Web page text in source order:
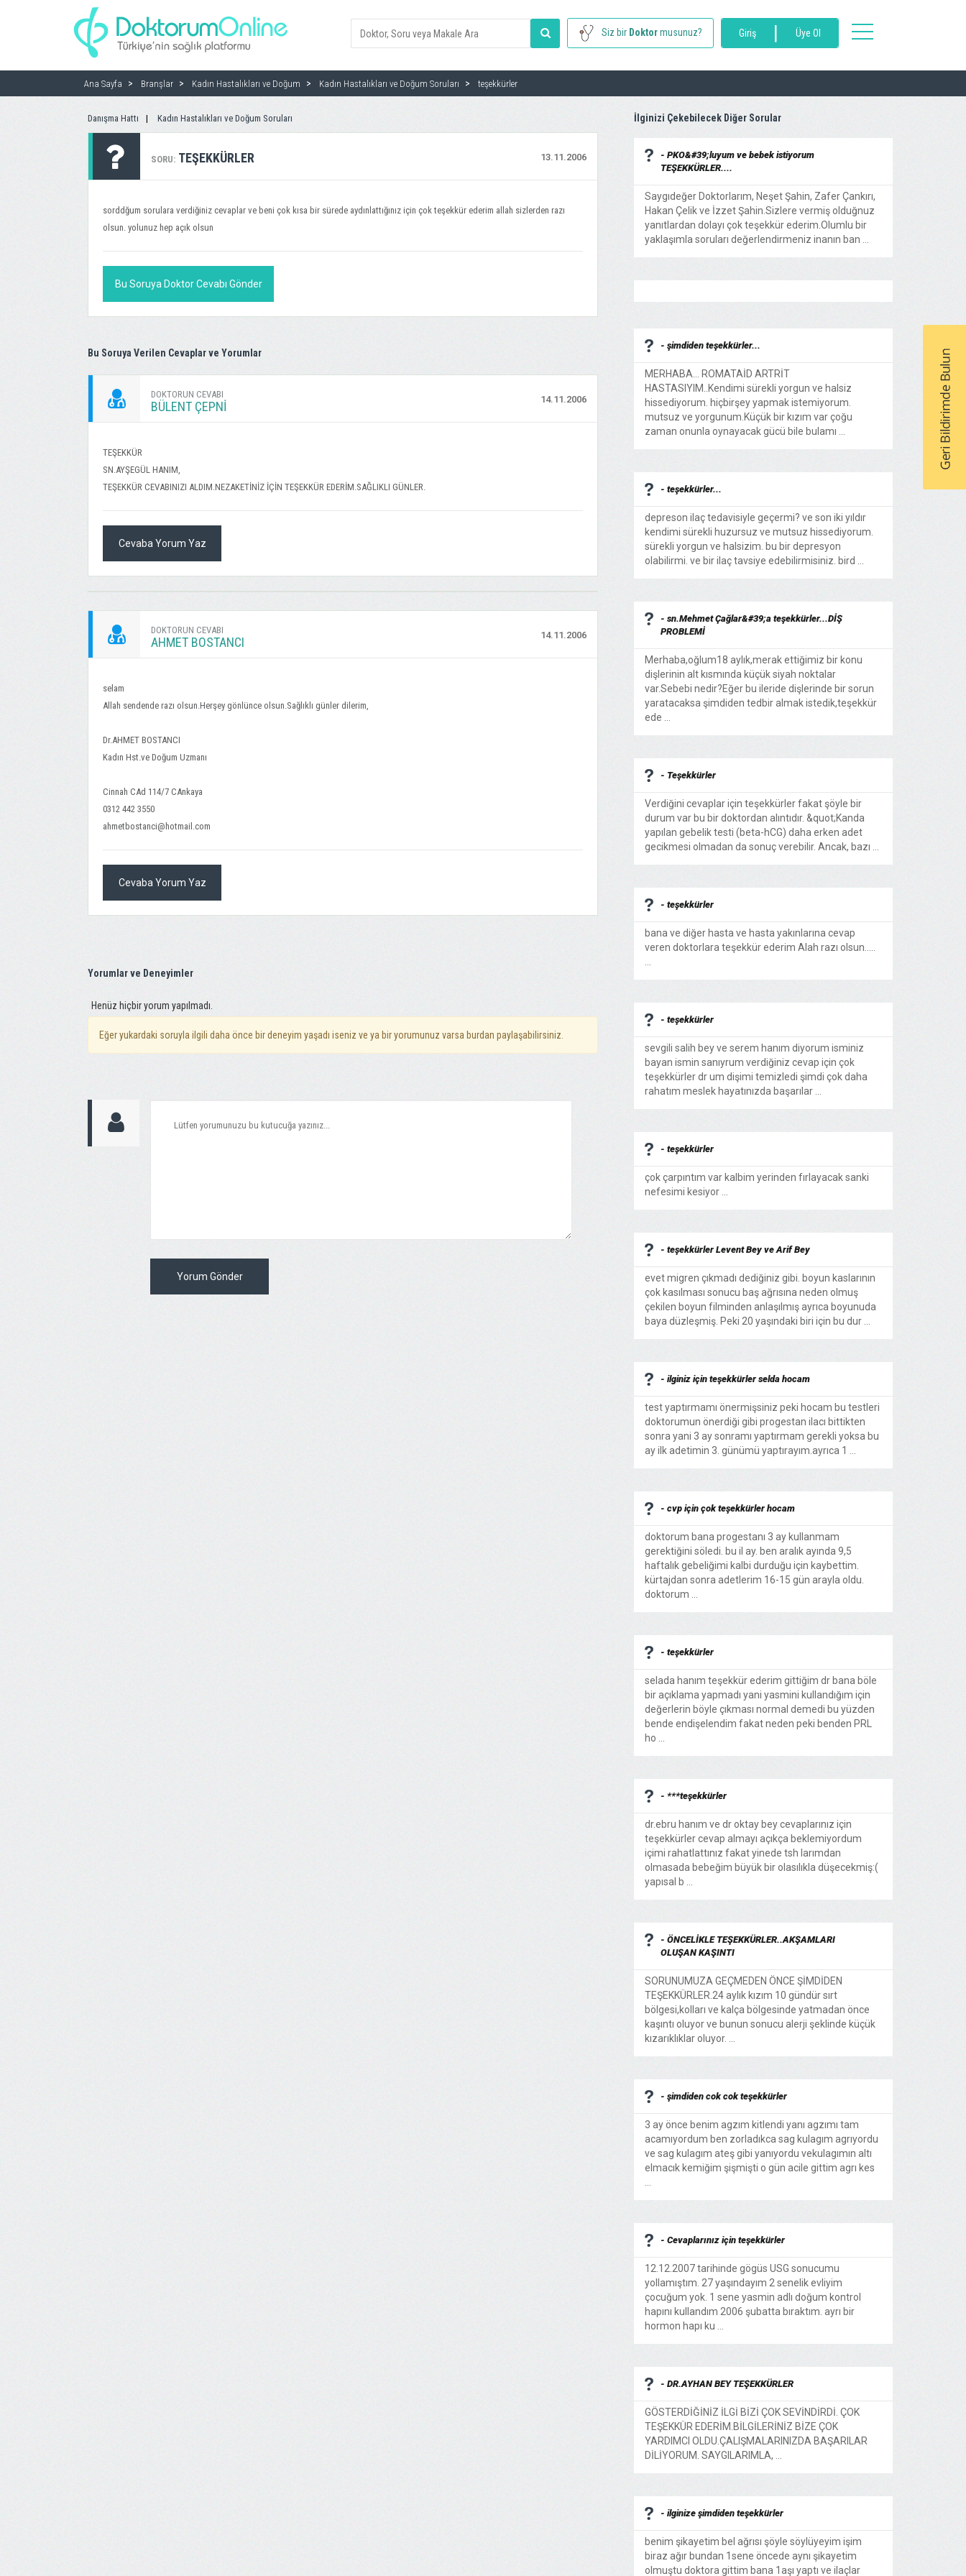
Siz bir Doktormusunuz? Giriş | Üye Ol
toggle
Ana Sayfa Branşlar Kadın Hastalıkları ve Doğum Kadın Hastalıkları ve Doğum Soruları teşekkürler
Danışma Hattı Kadın Hastalıkları ve Doğum Soruları
SORU: 13.11.2006
TEŞEKKÜRLER
sorddğum sorulara verdiğiniz cevaplar ve beni çok kısa bir sürede aydınlattığınız için çok teşekkür ederim allah sizlerden razı
olsun. yolunuz hep açık olsun
Bu Soruya Doktor Cevabı Gönder
Bu Soruya Verilen Cevaplar ve Yorumlar
DOKTORUN CEVABI
BÜLENT ÇEPNİ 14.11.2006
TEŞEKKÜR
SN.AYŞEGÜL HANIM,
TEŞEKKÜR CEVABINIZI ALDIM.NEZAKETİNİZ İÇİN TEŞEKKÜR EDERİM.SAĞLIKLI GÜNLER.
Cevaba Yorum Yaz
DOKTORUN CEVABI
AHMET BOSTANCI 14.11.2006
selam
Allah sendende razı olsun.Herşey gönlünce olsun.Sağlıklı günler dilerim,
Dr.AHMET BOSTANCI
Kadın Hst.ve Doğum Uzmanı
Cinnah CAd 114/7 CAnkaya
0312 442 3550
ahmetbostanci@hotmail.com
Cevaba Yorum Yaz
Yorumlar ve Deneyimler
Henüz hiçbir yorum yapılmadı.
Eğer yukardaki soruyla ilgili daha önce bir deneyim yaşadı iseniz ve ya bir yorumunuz varsa burdan paylaşabilirsiniz.
Yorum Gönder
İlginizi Çekebilecek Diğer Sorular
- PKO&#39;luyum ve bebek istiyorum
TEŞEKKÜRLER....
Saygıdeğer Doktorlarım, Neşet Şahin, Zafer Çankırı,
Hakan Çelik ve İzzet Şahin.Sizlere vermiş olduğnuz
yanıtlardan dolayı çok teşekkür ederim.Olumlu bir
yaklaşımla soruları değerlendirmeniz inanın ban ...
- şimdiden teşekkürler...
MERHABA... ROMATAİD ARTRİT
HASTASIYIM..Kendimi sürekli yorgun ve halsiz
hissediyorum. hiçbirşey yapmak istemiyorum.
mutsuz ve yorgunum.Küçük bir kızım var çoğu
zaman onunla oynayacak gücü bile bulamı ...
- teşekkürler...
depreson ilaç tedavisiyle geçermi? ve son iki yıldır
kendimi sürekli huzursuz ve mutsuz hissediyorum.
sürekli yorgun ve halsizim. bu bir depresyon
olabilirmi. ve bir ilaç tavsiye edebilirmisiniz. bird ...
- sn.Mehmet Çağlar&#39;a teşekkürler...DİŞ
PROBLEMİ
Merhaba,oğlum18 aylık,merak ettiğimiz bir konu
dişlerinin alt kısmında küçük siyah noktalar
var.Sebebi nedir?Eğer bu ileride dişlerinde bir sorun
yaratacaksa şimdiden tedbir almak istedik,teşekkür
ede ...
- Teşekkürler
Verdiğini cevaplar için teşekkürler fakat şöyle bir
durum var bu bir doktordan alıntıdır. &quot;Kanda
yapılan gebelik testi (beta-hCG) daha erken adet
gecikmesi olmadan da sonuç verebilir. Ancak, bazı ...
- teşekkürler
bana ve diğer hasta ve hasta yakınlarına cevap
veren doktorlara teşekkür ederim Alah razı olsun.....
- teşekkürler
sevgili salih bey ve serem hanım diyorum isminiz
bayan ismin sanıyrum verdiğiniz cevap için çok
teşekkürler dr um dişimi temizledi şimdi çok daha
rahatım meslek hayatınızda başarılar ...
- teşekkürler
çok çarpıntım var kalbim yerinden fırlayacak sanki
nefesimi kesiyor ...
- teşekkürler Levent Bey ve Arif Bey
evet migren çıkmadı dediğiniz gibi. boyun kaslarının
çok kasılması sonucu baş ağrısına neden olmuş
çekilen boyun filminden anlaşılmış ayrıca boyunuda
baya düzleşmiş. Peki 20 yaşındaki biri için bu dur ...
- ilginiz için teşekkürler selda hocam
test yaptırmamı önermişsiniz peki hocam bu testleri
doktorumun önerdiği gibi progestan ilacı bittikten
sonra yani 3 ay sonramı yaptırmam gerekli yoksa bu
ay ilk adetimin 3. günümü yaptırayım.ayrıca 1 ...
- cvp için çok teşekkürler hocam
doktorum bana progestanı 3 ay kullanmam
gerektiğini söledi. bu il ay. ben aralık ayında 9,5
haftalık gebeliğimi kalbi durduğu için kaybettim.
kürtajdan sonra adetlerim 16-15 gün arayla oldu.
doktorum ...
- teşekkürler
selada hanım teşekkür ederim gittiğim dr bana böle
bir açıklama yapmadı yani yasmini kullandığım için
değerlerin böyle çıkması normal demedi bu yüzden
bende endişelendim fakat neden peki benden PRL
ho ...
- ***teşekkürler
dr.ebru hanım ve dr oktay bey cevaplarınız için
teşekkürler cevap almayı açıkça beklemiyordum
içimi rahatlattınız fakat yinede tsh larımdan
olmasada bebeğim büyük bir olasılıkla düşecekmiş:(
yapısal b ...
- ÖNCELİKLE TEŞEKKÜRLER..AKŞAMLARI
OLUŞAN KAŞINTI
SORUNUMUZA GEÇMEDEN ÖNCE ŞİMDİDEN
TEŞEKKÜRLER.24 aylık kızım 10 gündür sırt
bölgesi,kolları ve kalça bölgesinde yatmadan önce
kaşıntı oluyor ve bunun sonucu alerji şeklinde küçük
kızarıklıklar oluyor. ...
- şimdiden cok cok teşekkürler
3 ay önce benim agzım kitlendi yanı agzımı tam
acamıyordum ben zorladıkca sag kulagım agrıyordu
ve sag kulagım ateş gibi yanıyordu vekulagımın altı
elmacık kemiğim şişmişti o gün acile gittim agrı kes
- Cevaplarınız için teşekkürler
12.12.2007 tarihinde gögüs USG sonucumu
yollamıştım. 27 yaşındayım 2 senelik evliyim
çocuğum yok. 1 sene yasmin adlı doğum kontrol
hapını kullandım 2006 şubatta bıraktım. ayrı bir
hormon hapı ku ...
- DR.AYHAN BEY TEŞEKKÜRLER
GÖSTERDİĞİNİZ İLGİ BİZİ ÇOK SEVİNDİRDİ. ÇOK
TEŞEKKÜR EDERİM.BİLGİLERİNİZ BİZE ÇOK
YARDIMCI OLDU.ÇALIŞMALARINIZDA BAŞARILAR
DİLİYORUM. SAYGILARIMLA, ...
- ilginize şimdiden teşekkürler
benim şikayetim bel ağrısı şöyle söylüyeyim işim
biraz ağır bundan 1sene öncede aynı şikayetim
olmuştu doktora gittim bana 1aşı yaptı ve ilaçlar